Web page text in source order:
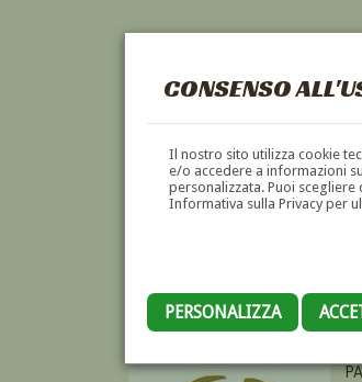
CONSENSO
Il nostro sito utilizza cookie
e/o accedere a informazioni
personalizzata. Puoi
Informativa sulla Privacy per
PERSONALIZZA
IVAN GIOVANNI